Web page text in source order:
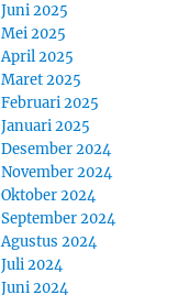
Juni 2025
Mei 2025
April 2025
Maret 2025
Februari 2025
Januari 2025
Desember 2024
November 2024
Oktober 2024
September 2024
Agustus 2024
Juli 2024
Juni 2024